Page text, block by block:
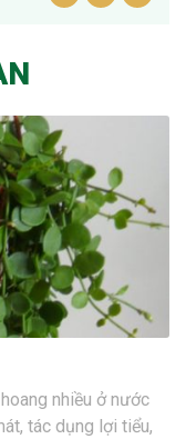
nhiều ở nước
tác dụng lợi tiểu,